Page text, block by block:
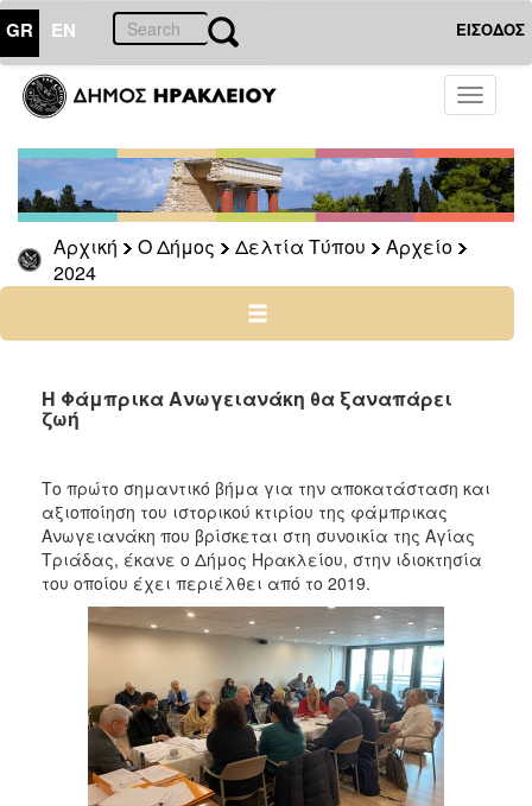
GR EN ΕΙΣΟΔΟΣ
Toggle
Αρχική Ο Δήμος Δελτία Τύπου
Αρχείο
2024
ΔΗΜΟΣ
Δελτία
Τύπου
Αρχείο
2026
2025
2022
2019
2018
2017
2016
2015
2013
2012
2011
2010
Η Φάμπρικα Ανωγειανάκη θα ξαναπάρει
ζωή
Το πρώτο σημαντικό βήμα για την αποκατάσταση και
αξιοποίηση του ιστορικού κτιρίου της φάμπρικας
Ανωγειανάκη που βρίσκεται στη συνοικία της Αγίας
Τριάδας, έκανε ο Δήμος Ηρακλείου, στην ιδιοκτησία
του οποίου έχει περιέλθει από το 2019.